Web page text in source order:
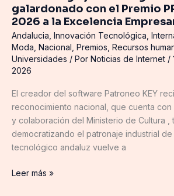
galardonado con el Premio
2026 a la Excelencia
Andalucia Innovación Tecnológica
Moda Nacional Premios Recursos
Universidades / Por Noticias de Internet /
2026
El creador del software Patroneo KEY
reconocimiento nacional, que cuenta
y colaboración del Ministerio de Cultura ,
democratizando el patronaje industrial de
tecnológico andaluz vuelve a
Leer más »